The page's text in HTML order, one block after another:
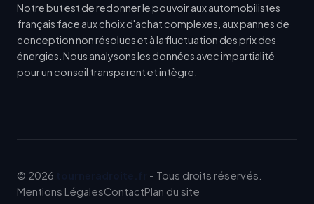
Notre but est de redonner le pouvoir aux automobilistes
français face aux choix d'achat complexes, aux pannes de
conception non résolues et à la fluctuation des prix des
énergies. Nous analysons les données avec impartialité
pour un conseil transparent et intègre.
© 2026
- Tous droits réservés.
Mentions LégalesContactPlan du site